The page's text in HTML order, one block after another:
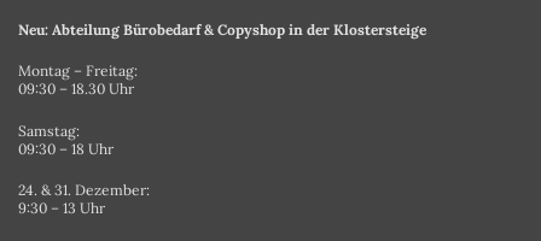
Neu: Abteilung Bürobedarf & Copyshop in der Klostersteige
Montag – Freitag:
09:30 – 18.30 Uhr
Samstag:
09:30 – 18 Uhr
24. & 31. Dezember:
9:30 – 13 Uhr